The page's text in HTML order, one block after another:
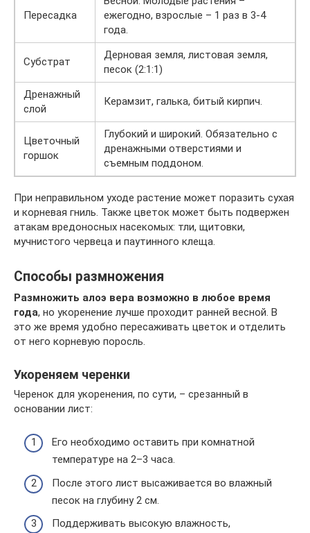
Пересадка
ежегодно, взрослые – 1 раз в 3-4
года.
Субстрат
Дерновая земля, листовая земля,
песок (2:1:1)
Дренажный
слой
Керамзит, галька, битый кирпич.
Цветочный
горшок
Глубокий и широкий. Обязательно с
дренажными отверстиями и
съемным поддоном.
При неправильном уходе растение может поразить сухая
и корневая гниль. Также цветок может быть подвержен
атакам вредоносных насекомых: тли, щитовки,
мучнистого червеца и паутинного клеща.
Способы размножения
Размножить алоэ вера возможно в любое время
года, но укоренение лучше проходит ранней весной. В
это же время удобно пересаживать цветок и отделить
от него корневую поросль.
Укореняем черенки
Черенок для укоренения, по сути, – срезанный в
основании лист:
Его необходимо оставить при комнатной
температуре на 2–3 часа.
После этого лист высаживается во влажный
песок на глубину 2 см.
Поддерживать высокую влажность,